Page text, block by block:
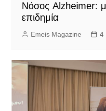
Νόσος Alzheimer:
επιδημία
Emeis Magazine 4